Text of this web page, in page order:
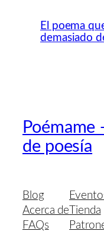
El poema
demasiado
Poémame
de poesía
Blog
Acerca de
FAQs
Tienda